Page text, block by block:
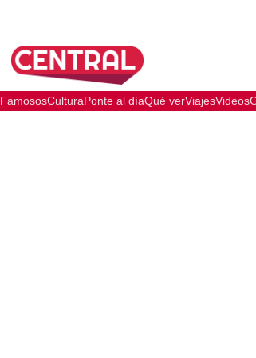
FamososCulturaPonte al díaQué verViajesVideos